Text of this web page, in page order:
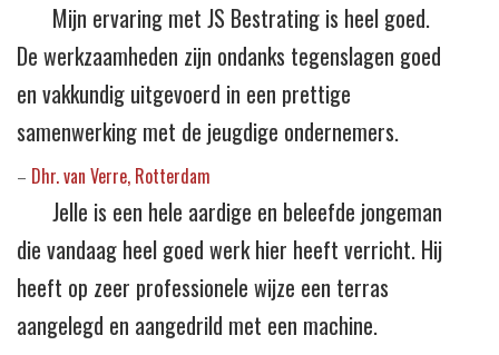
Mijn ervaring met JS Bestrating is heel goed.
De werkzaamheden zijn ondanks tegenslagen goed
en vakkundig uitgevoerd in een prettige
samenwerking met de jeugdige ondernemers.
– Dhr. van Verre, Rotterdam
Jelle is een hele aardige en beleefde jongeman
die vandaag heel goed werk hier heeft verricht. Hij
heeft op zeer professionele wijze een terras
aangelegd en aangedrild met een machine.